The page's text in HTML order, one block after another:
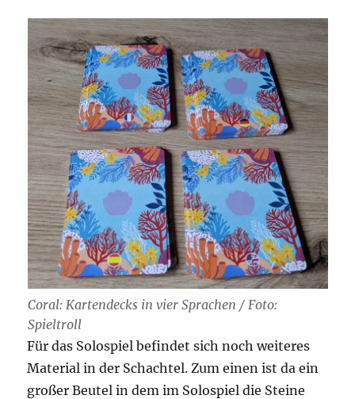
Coral: Kartendecks in vier Sprachen / Foto:
Spieltroll
Für das Solospiel befindet sich noch weiteres
Material in der Schachtel. Zum einen ist da ein
großer Beutel in dem im Solospiel die Steine